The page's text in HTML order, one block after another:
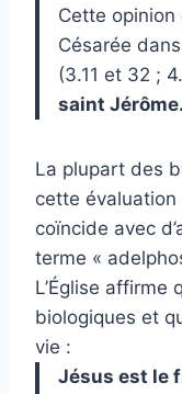
Cette
Césarée
(3.11 et 32 ​​;
saint Jérôme.
La plupart des
cette
coïncide avec
terme «
L’Église affirme
biologiques et
vie :
Jésus est le